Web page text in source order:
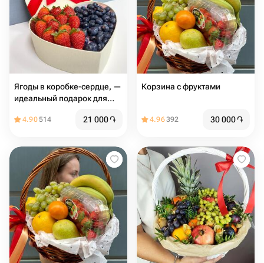
Ягоды в коробке-сердце, —
идеальный подарок для
4.90514 21 000֏
Корзина с фруктами
4.96392 30 000֏